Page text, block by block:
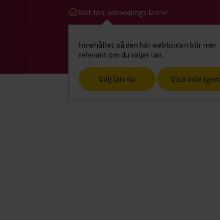
Valt län: Jönköpings län
Innehållet på den här webbsidan blir mer
relevant om du väljer län.
Välj län nu Visa inte igen
Gå till studiefrämjandets startsida